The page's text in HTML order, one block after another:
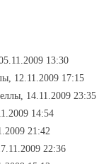
13:30
12.11.2009 17:15
14.11.2009 23:35
14:54
21:42
22:36